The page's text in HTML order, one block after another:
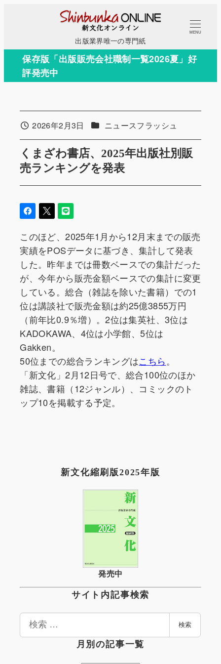
コ
テ
出版業界唯一の専門紙
MENU
保存版「出版販売会社職制一覧2026夏」好
評発売中
くまざわ書店、2025年出版社別販
売ランキングを発表
投稿日2026年2月3日 カテゴリー
ニュースフラッシュ
このほど、2025年1月から12月末までの販売
実績をPOSデータに基づき、集計して発表
した。昨年までは冊数ベースでの集計だった
が、今年から販売金額ベースでの集計に変更
している。総合（雑誌を除いた書籍）での1
位は講談社で販売金額は約25億3855万円
（前年比0.9％増）。2位は集英社、3位は
KADOKAWA、4位は小学館、5位は
Gakken。
50位までの総合ランキングはこちら。
「新文化」2月12日号で、総合100位のほか
雑誌、書籍（12ジャンル）、コミックのト
ップ10を掲載する予定。
新文化縮刷版2025年版
発売中
サイト内記事検索
検
検索
月別の記事一覧